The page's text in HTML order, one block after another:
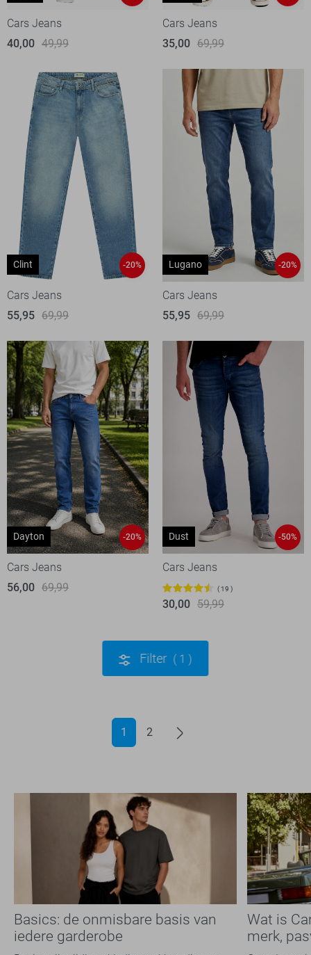
Cars Jeans
40,00 49,99
Cars Jeans
35,00 69,99
Clint -20%
Cars Jeans
55,95 69,99
Lugano -20%
Cars Jeans
55,95 69,99
Dayton -20%
Cars Jeans
56,00 69,99
Dust -50%
Cars Jeans
19
30,00 59,99
Filter 1
1 2
Basics: de onmisbare basis van
iedere garderobe
Wat is
merk,